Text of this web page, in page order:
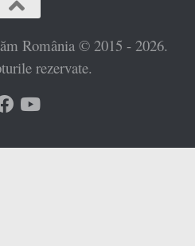
România © 2015 - 2026.
rezervate.